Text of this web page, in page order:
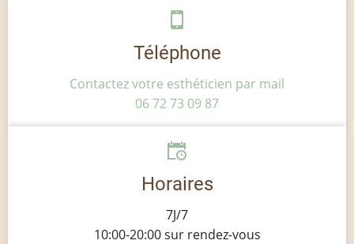
Téléphone
Contactez votre esthéticien par mail
06 72 73 09 87
Horaires
7J/7
10:00-20:00 sur rendez-vous